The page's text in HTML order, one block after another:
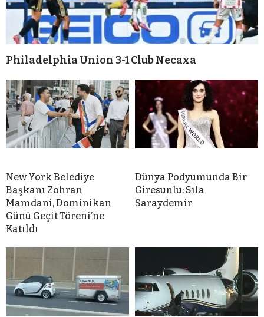
Philadelphia Union 3-1 Club Necaxa
New York Belediye
Başkanı Zohran
Mamdani, Dominikan
Günü Geçit Töreni’ne
Katıldı
Dünya Podyumunda Bir
Giresunlu: Sıla
Saraydemir